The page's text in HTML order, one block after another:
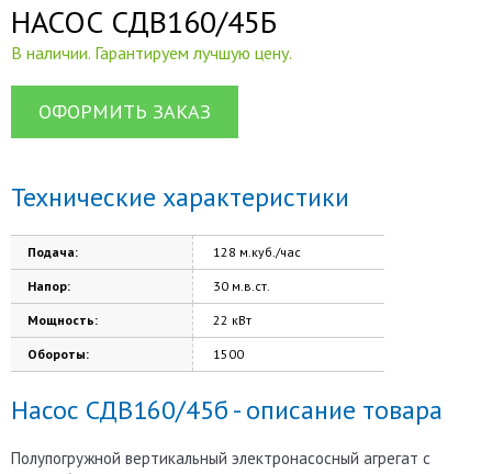
НАСОС СДВ160/45Б
В наличии. Гарантируем лучшую цену.
ОФОРМИТЬ ЗАКАЗ
Технические характеристики
Подача: 128 м.куб./час
Напор: 30 м.в.ст.
Мощность: 22 кВт
Обороты: 1500
Насос СДВ160/45б - описание товара
Полупогружной вертикальный электронасосный агрегат с